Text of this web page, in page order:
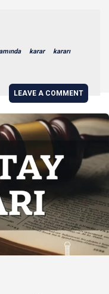
karar kararı
LEAVE A COMMENT